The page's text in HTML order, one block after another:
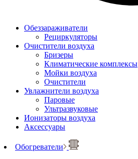
Обеззараживатели
Рециркуляторы
Очистители воздуха
Бризеры
Климатические комплексы
Мойки воздуха
Очистители
Увлажнители воздуха
Паровые
Ультразвуковые
Ионизаторы воздуха
Аксессуары
Обогреватели